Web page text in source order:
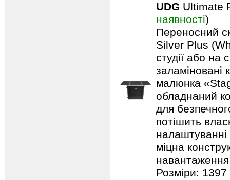
UDG Ultimate
наявності)
Переносний
Silver Plus
студії або на
заламіновані
малюнка
обладнаний
для
потішить
міцна
Розміри: